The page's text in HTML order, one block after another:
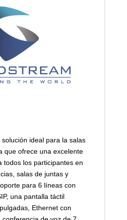
solución ideal para la salas
que ofrece una excelente
todos los participantes en
salas de juntas y
para 6 líneas con
una pantalla táctil
Ethernet con